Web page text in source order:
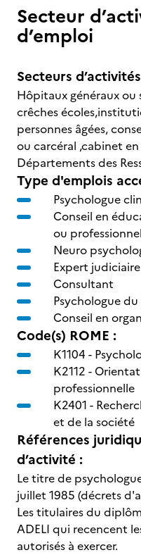
Secteur
d’emploi
Secteurs
Hôpitaux généraux ou
crêches
personnes âgées,
ou carcéral ,cabinet
Départements des
Type d'emplois
Psychologue
Conseil en
ou
Neuro
Expert judiciaire
Consultant
Psychologue
Conseil en
Code(s) ROME :
K1104 -
K2112 -
professionnelle
K2401 -
et de la société
Références
d’activité :
Le titre de
juillet 1985 (décrets
Les titulaires du
ADELI qui recencent
autorisés à exercer.